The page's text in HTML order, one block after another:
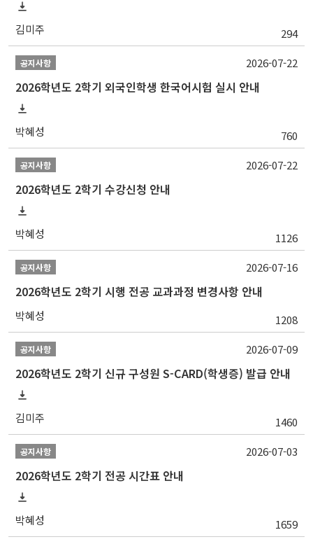
김미주 294
공지사항
2026학년도 2학기 외국인학생 한국어시험 실시 안내
박혜성 760
2026-07-22
공지사항
2026학년도 2학기 수강신청 안내
박혜성 1126
2026-07-22
공지사항
2026학년도 2학기 시행 전공 교과과정 변경사항 안내
박혜성 1208
2026-07-16
공지사항
2026학년도 2학기 신규 구성원 S-CARD(학생증) 발급 안내
김미주 1460
2026-07-09
공지사항
2026학년도 2학기 전공 시간표 안내
박혜성 1659
2026-07-03